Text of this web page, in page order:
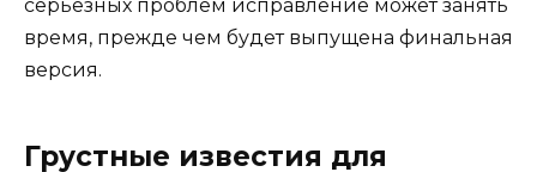
серьезных проблем исправление может занять
время, прежде чем будет выпущена финальная
версия.
Грустные известия для